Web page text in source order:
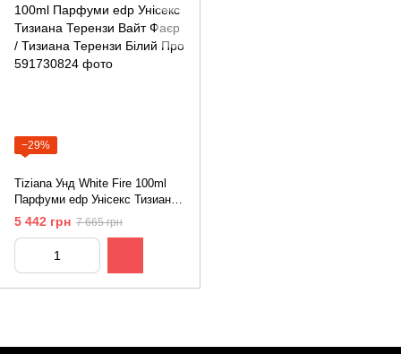
−29%
Tiziana Унд White Fire 100ml
Парфуми edp Унісекс Тизиана
Терензи Вайт Фаєр / Тизиана
Терензи Білий Про
5 442 грн 7 665 грн